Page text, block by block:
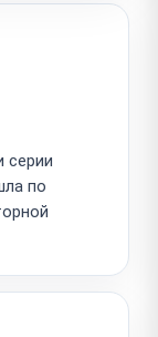
серии
по